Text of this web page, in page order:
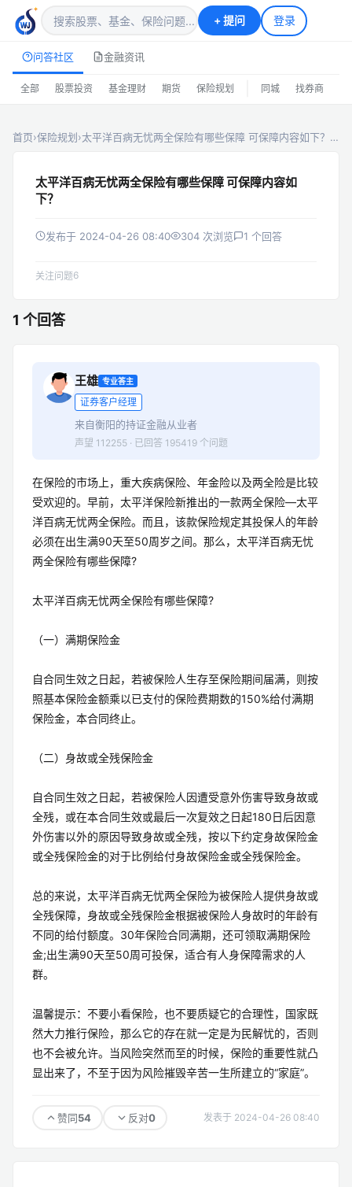
+提问 登录
问答社区 金融资讯
全部 股票投资 基金理财 期货 保险规划 同城 找券商
首页›保险规划›太平洋百病无忧两全保险有哪些保障 可保障内容如下？…
太平洋百病无忧两全保险有哪些保障 可保障内容如
下？
发布于 2024-04-26 08:40 304 次浏览 1 个回答
关注问题6
1 个回答
王雄 专业答主
证券客户经理
来自衡阳的持证金融从业者
声望 112255 · 已回答 195419 个问题
在保险的市场上，重大疾病保险、年金险以及两全险是比较
受欢迎的。早前，太平洋保险新推出的一款两全保险—太平
洋百病无忧两全保险。而且，该款保险规定其投保人的年龄
必须在出生满90天至50周岁之间。那么，太平洋百病无忧
两全保险有哪些保障?
太平洋百病无忧两全保险有哪些保障?
（一）满期保险金
自合同生效之日起，若被保险人生存至保险期间届满，则按
照基本保险金额乘以已支付的保险费期数的150%给付满期
保险金，本合同终止。
（二）身故或全残保险金
自合同生效之日起，若被保险人因遭受意外伤害导致身故或
全残，或在本合同生效或最后一次复效之日起180日后因意
外伤害以外的原因导致身故或全残，按以下约定身故保险金
或全残保险金的对于比例给付身故保险金或全残保险金。
总的来说，太平洋百病无忧两全保险为被保险人提供身故或
全残保障，身故或全残保险金根据被保险人身故时的年龄有
不同的给付额度。30年保险合同满期，还可领取满期保险
金;出生满90天至50周可投保，适合有人身保障需求的人
群。
温馨提示：不要小看保险，也不要质疑它的合理性，国家既
然大力推行保险，那么它的存在就一定是为民解忧的，否则
也不会被允许。当风险突然而至的时候，保险的重要性就凸
显出来了，不至于因为风险摧毁辛苦一生所建立的“家庭”。
赞同54 反对0 发表于 2024-04-26 08:40